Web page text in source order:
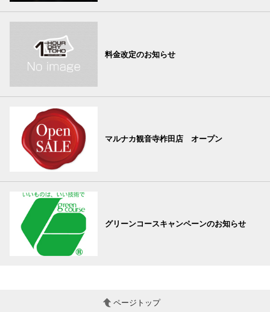
料金改定のお知らせ
マルナカ観音寺柞田店 オープン
グリーンコースキャンペーンのお知らせ
ページトップ